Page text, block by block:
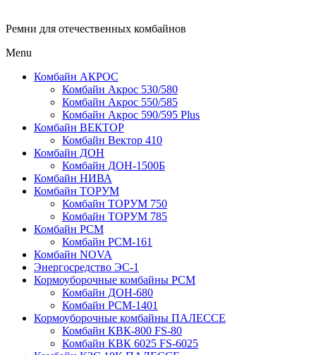
Ремни для отечественных комбайнов
Menu
Комбайн АКРОС
Комбайн Акрос 530/580
Комбайн Акрос 550/585
Комбайн Акрос 590/595 Plus
Комбайн ВЕКТОР
Комбайн Вектор 410
Комбайн ДОН
Комбайн ДОН-1500Б
Комбайн НИВА
Комбайн ТОРУМ
Комбайн ТОРУМ 750
Комбайн ТОРУМ 785
Комбайн РСМ
Комбайн РСМ-161
Комбайн NOVA
Энергосредство ЭС-1
Кормоуборочные комбайны РСМ
Комбайн ДОН-680
Комбайн РСМ-1401
Кормоуборочные комбайны ПАЛЕССЕ
Комбайн КВК-800 FS-80
Комбайн КВК 6025 FS-6025